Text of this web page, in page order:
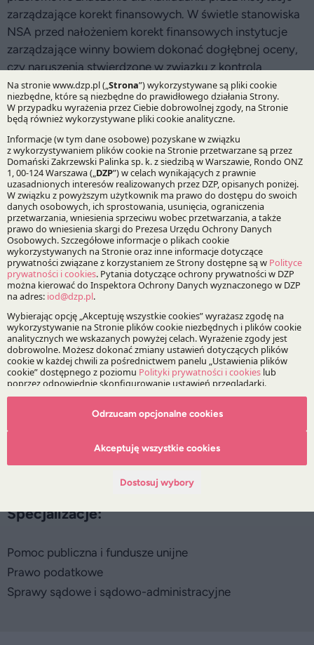
18.04.2013
Autorzy:
Katarzyna Kuźma
Artur Nowak
Dr Wojciech Hartung
Jan Czerwiński
Infrastruktura i Energetyka
Podatki
Specjalizacje:
Pomoc publiczna i fundusze unijne
Prawo podatkowe
Sprawy sądowe i sądowo-administracyjne
zarządzające korekt finansowych. W świetle stanowiska
NSA przed nałożeniem korekt finansowych instytucje
zarządzające winny bowiem dokonać dogłębnej oceny,
czy naruszenia stwierdzone w związku z kontrolą
postępowania o udzielenie zamówienia publicznego,
mieszczą się w definicji nieprawidłowości, o których
mowa w rozporządzeniu Rady (WE) nr 1083/2006.
Dopiero w przypadku ustalenia, iż taka właśnie sytuacja
ma miejsce, nałożenie korekt finansowych będzie mogło
być uznane za dopuszczalne i uzasadnione.
Odrzucam opcjonalne cookies
Akceptuję wszystkie cookies
Dostosuj wybory